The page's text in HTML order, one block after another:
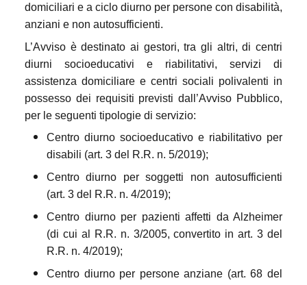
domiciliari e a ciclo diurno per persone con disabilità,
anziani e non autosufficienti.
L’Avviso è destinato ai gestori, tra gli altri, di centri
diurni socioeducativi e riabilitativi, servizi di
assistenza domiciliare e centri sociali polivalenti in
possesso dei requisiti previsti dall’Avviso Pubblico,
per le seguenti tipologie di servizio:
Centro diurno socioeducativo e riabilitativo per
disabili (art. 3 del R.R. n. 5/2019);
Centro diurno per soggetti non autosufficienti
(art. 3 del R.R. n. 4/2019);
Centro diurno per pazienti affetti da Alzheimer
(di cui al R.R. n. 3/2005, convertito in art. 3 del
R.R. n. 4/2019);
Centro diurno per persone anziane (art. 68 del